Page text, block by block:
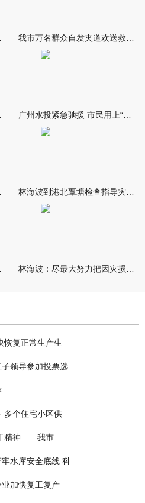
恢复正常生产生
领导参加投票选
多个住宅小区供
精神——我市
水库安全底线 科
加快复工复产